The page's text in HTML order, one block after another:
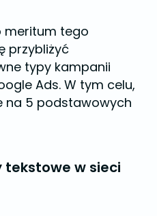
meritum tego
przybliżyć
typy kampanii
Ads. W tym celu,
na 5 podstawowych
w sieci